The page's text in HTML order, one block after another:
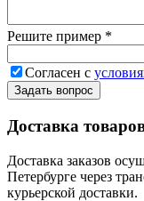
Решите пример *
Согласен с
Задать вопрос
Доставка
Доставка заказов
Петербурге через
курьерской доставки.